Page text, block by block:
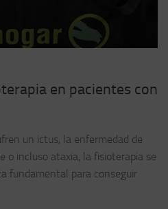
en pacientes con
un ictus, la enfermedad de
o incluso ataxia, la fisioterapia se
fundamental para conseguir